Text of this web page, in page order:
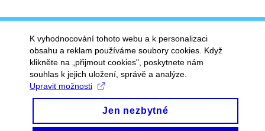
K vyhodnocování tohoto webu a k personalizaci
obsahu a reklam používáme soubory cookies. Když
klikněte na „přijmout cookies", poskytnete nám
souhlas k jejich uložení, správě a analýze.
Upravit možnosti
Jen nezbytné